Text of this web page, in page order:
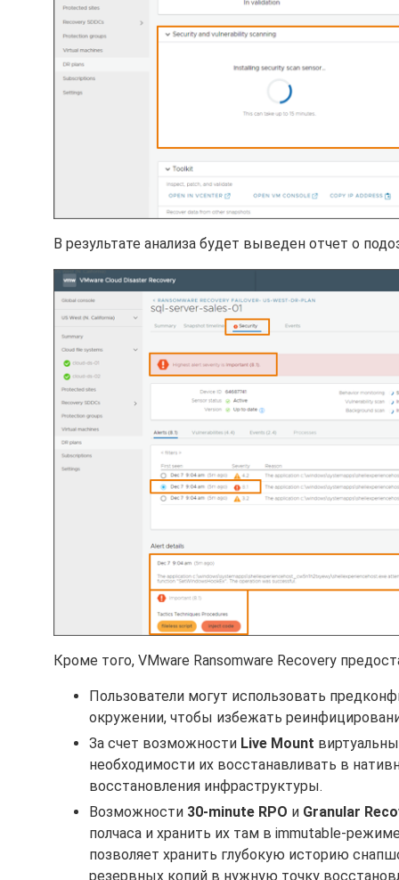
В результате анализа будет выведен отчет о
Кроме того, VMware Ransomware Recovery
Пользователи могут использовать
окружении, чтобы избежать
За счет возможности Live Mount
необходимости их восстанавливать в
восстановления инфраструктуры.
Возможности 30-minute RPO и Granular
полчаса и хранить их там в immutable-
позволяет хранить глубокую историю
резервных копий в нужную точку